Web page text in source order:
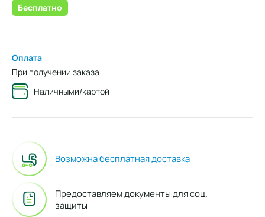
Бесплатно
Оплата
При получении заказа
Наличными/картой
Возможна бесплатная доставка
Предоставляем документы для соц.
защиты